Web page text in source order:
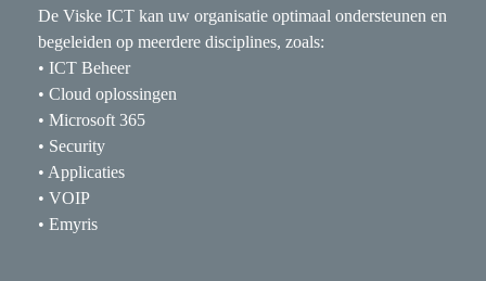
De Viske ICT kan uw organisatie optimaal ondersteunen en
begeleiden op meerdere disciplines, zoals:
• ICT Beheer
• Cloud oplossingen
• Microsoft 365
• Security
• Applicaties
• VOIP
• Emyris